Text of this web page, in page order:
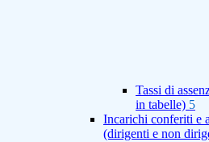
Tassi di
in tabelle) 5
Incarichi conferiti e
(dirigenti e non